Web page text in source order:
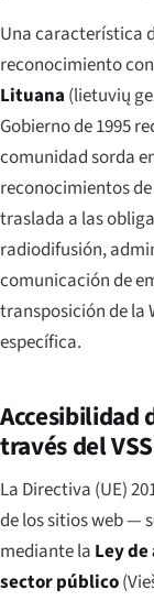
Una característica
reconocimiento
Lituana (lietuvių
Gobierno de 1995
comunidad sorda
reconocimientos
traslada a las
radiodifusión,
comunicación de
transposición de la
específica.
Accesibilidad
través del
La Directiva (UE)
de los sitios web —
mediante la Ley
sector público(